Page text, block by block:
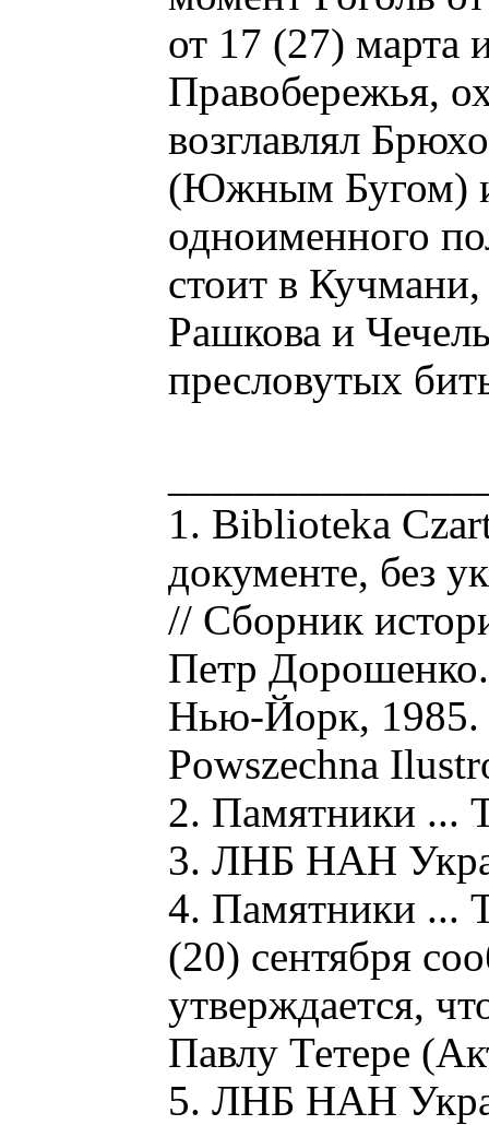
от 17 (27) марта
Правобережья,
возглавлял
(Южным Бугом)
одноименного
стоит в
Рашкова и
пресловутых
1. Biblioteka
документе, без
// Сборник
Петр Дорошенко.
Нью-Йорк, 1985.
Powszechna
2. Памятники ...
3. ЛНБ НАН
4. Памятники ...
(20) сентября
утверждается,
Павлу Тетере
5. ЛНБ НАН